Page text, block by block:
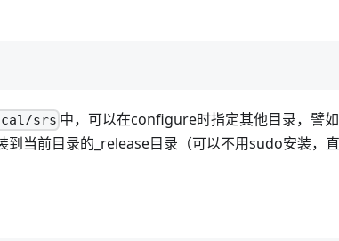
srs 中，可以在configure时指定其他目录，譬如
到当前目录的_release目录（可以不用sudo安装，